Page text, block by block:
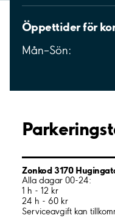
Öppettider för
Mån–Sön:
Zonkod 3170
Alla dagar 00-24:
1 h - 12 kr
24 h - 60 kr
Serviceavgift kan